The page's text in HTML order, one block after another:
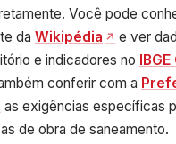
Você pode
da Wikipédia
e ver
e indicadores no
conferir com a
as exigências específicas
de obra de saneamento.